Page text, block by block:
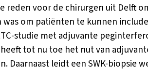
reden voor de chirurgen uit Delft
was om patiënten te kunnen
studie met adjuvante
tot nu toe het nut van
Daarnaast leidt een SWK-biopsie